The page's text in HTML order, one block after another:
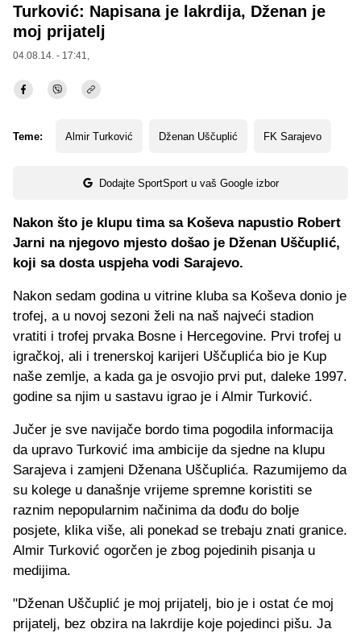
Turković: Napisana je lakrdija, Dženan je
moj prijatelj
04.08.14. - 17:41,
Teme: Almir Turković Dženan Uščuplić FK Sarajevo
Dodajte SportSport u vaš Google izbor
Nakon što je klupu tima sa Koševa napustio Robert
Jarni na njegovo mjesto došao je Dženan Uščuplić,
koji sa dosta uspjeha vodi Sarajevo.
Nakon sedam godina u vitrine kluba sa Koševa donio je
trofej, a u novoj sezoni želi na naš najveći stadion
vratiti i trofej prvaka Bosne i Hercegovine. Prvi trofej u
igračkoj, ali i trenerskoj karijeri Uščuplića bio je Kup
naše zemlje, a kada ga je osvojio prvi put, daleke 1997.
godine sa njim u sastavu igrao je i Almir Turković.
Jučer je sve navijače bordo tima pogodila informacija
da upravo Turković ima ambicije da sjedne na klupu
Sarajeva i zamjeni Dženana Uščuplića. Razumijemo da
su kolege u današnje vrijeme spremne koristiti se
raznim nepopularnim načinima da dođu do bolje
posjete, klika više, ali ponekad se trebaju znati granice.
Almir Turković ogorčen je zbog pojedinih pisanja u
medijima.
"Dženan Uščuplić je moj prijatelj, bio je i ostat će moj
prijatelj, bez obzira na lakrdije koje pojedinci pišu. Ja